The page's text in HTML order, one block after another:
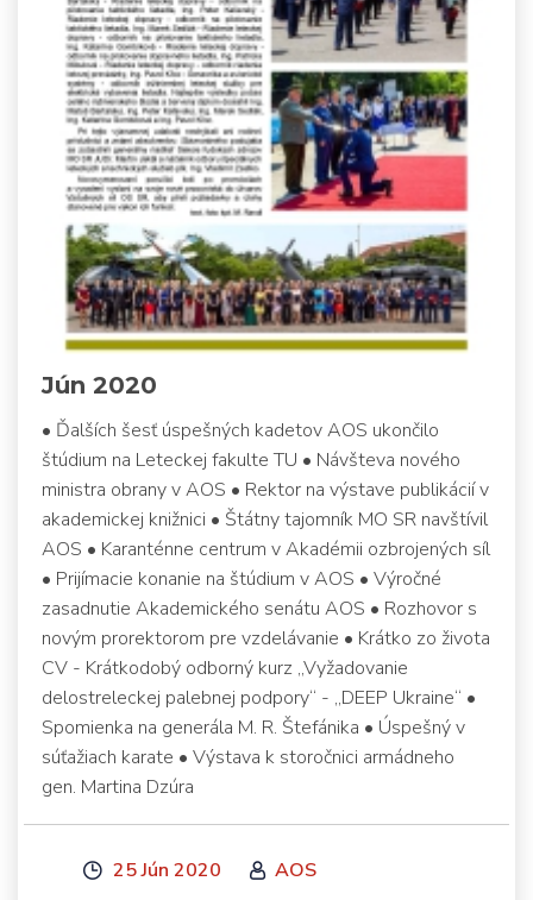
Jún 2020
• Ďalších šesť úspešných kadetov AOS ukončilo
štúdium na Leteckej fakulte TU • Návšteva nového
ministra obrany v AOS • Rektor na výstave publikácií v
akademickej knižnici • Štátny tajomník MO SR navštívil
AOS • Karanténne centrum v Akadémii ozbrojených síl
• Prijímacie konanie na štúdium v AOS • Výročné
zasadnutie Akademického senátu AOS • Rozhovor s
novým prorektorom pre vzdelávanie • Krátko zo života
CV - Krátkodobý odborný kurz „Vyžadovanie
delostreleckej palebnej podpory“ - „DEEP Ukraine“ •
Spomienka na generála M. R. Štefánika • Úspešný v
súťažiach karate • Výstava k storočnici armádneho
gen. Martina Dzúra
25 Jún 2020 AOS